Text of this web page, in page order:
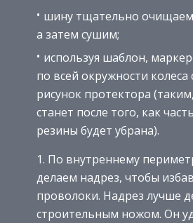
шину тщательно очищаем
а затем сушим;
используя шаблон,
по всей окружности колеса
рисунок протектора
станет после того, как
резины будет убрана).
По внутреннему
делаем надрез, чтобы
проволоки. Надрез лучше
строительным ножом. Он